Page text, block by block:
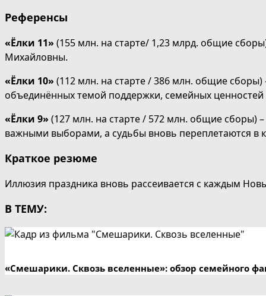
Референсы
«Ёлки 11» (155 млн. на старте/ 1,23 млрд. общие
Михайловны.
«Ёлки 10» (112 млн. на старте / 386 млн. общие
объединённых темой поддержки, семейных ценностей
«Ёлки 9» (127 млн. на старте / 572 млн. общие сборы)
важными выборами, а судьбы вновь переплетаются в
Краткое резюме
Иллюзия праздника вновь рассеивается с каждым
В ТЕМУ:
«Смешарики. Сквозь вселенные»: обзор семейного